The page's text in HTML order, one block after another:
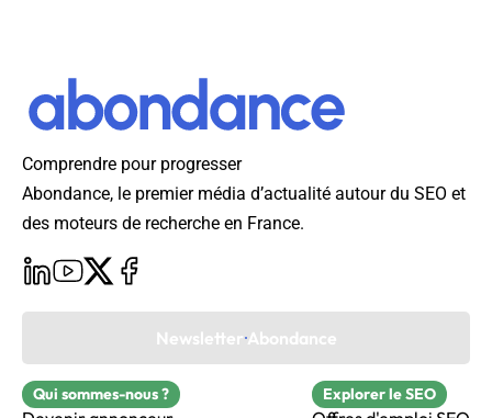
Comprendre pour progresser
Abondance, le premier média d’actualité autour du SEO et
des moteurs de recherche en France.
Newsletter Abondance
Qui sommes-nous ? Explorer le SEO